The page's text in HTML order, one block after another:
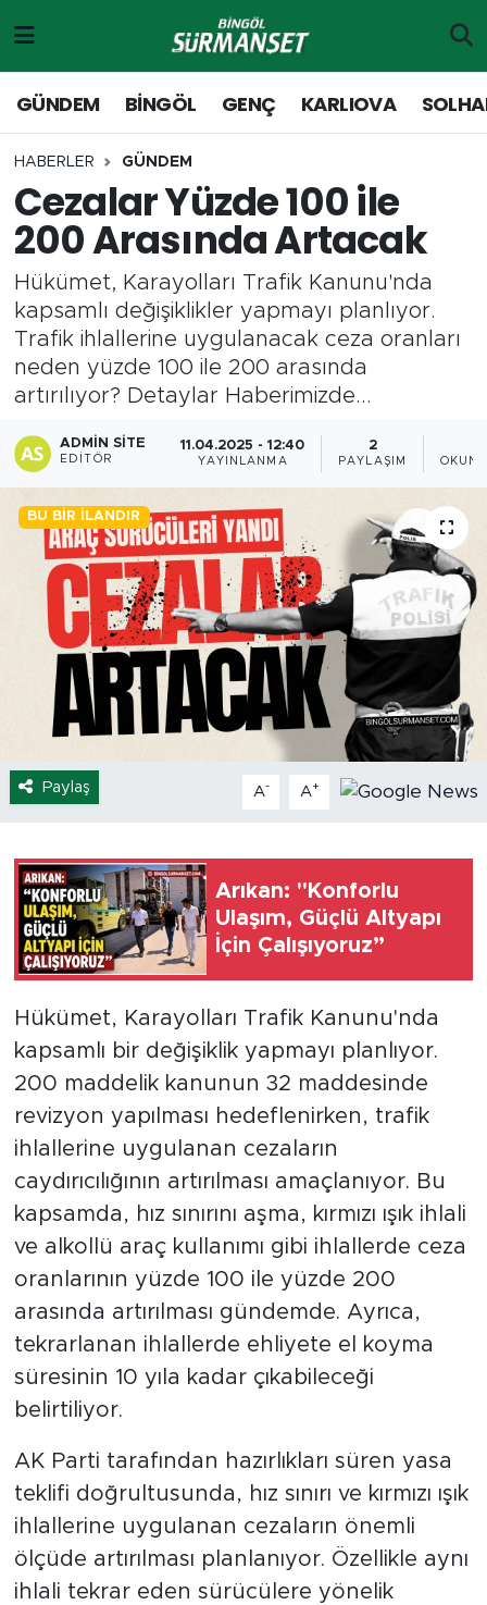
GÜNDEM BİNGÖL GENÇ KARLIOVA
HABERLER GÜNDEM
Cezalar Yüzde 100 ile
200 Arasında Artacak
Hükümet, Karayolları Trafik Kanunu'nda
kapsamlı değişiklikler yapmayı planlıyor.
Trafik ihlallerine uygulanacak ceza oranları
neden yüzde 100 ile 200 arasında
artırılıyor? Detaylar Haberimizde...
ADMIN SITE
EDITÖR
11.04.2025 - 12:40
YAYINLANMA
2
PAYLAŞIM
BU BIR İLANDIR
Paylaş A- A+
Arıkan: "Konforlu
Ulaşım, Güçlü Altyapı
İçin Çalışıyoruz”
Hükümet, Karayolları Trafik Kanunu'nda
kapsamlı bir değişiklik yapmayı planlıyor.
200 maddelik kanunun 32 maddesinde
revizyon yapılması hedeflenirken, trafik
ihlallerine uygulanan cezaların
caydırıcılığının artırılması amaçlanıyor. Bu
kapsamda, hız sınırını aşma, kırmızı ışık ihlali
ve alkollü araç kullanımı gibi ihlallerde ceza
oranlarının yüzde 100 ile yüzde 200
arasında artırılması gündemde. Ayrıca,
tekrarlanan ihlallerde ehliyete el koyma
süresinin 10 yıla kadar çıkabileceği
belirtiliyor.
AK Parti tarafından hazırlıkları süren yasa
teklifi doğrultusunda, hız sınırı ve kırmızı ışık
ihlallerine uygulanan cezaların önemli
ölçüde artırılması planlanıyor. Özellikle aynı
ihlali tekrar eden sürücülere yönelik
Genç
Solhan
Karlıova
Adaklı-Kiğı
Yayladere-Yedisu
Spor
Yaşam
Sağlık
Eğitim
Hava Durumu
Tavz Der
Bingöl Kaza Haberleri
Merkez Hava Durumu
Merkez Trafik Yoğunluk Haritası
Süper Lig Puan Durumu ve Fikstür
Tüm Manşetler
Son Dakika Haberleri